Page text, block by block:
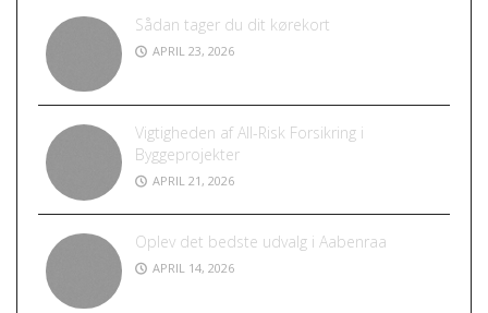
Sådan tager du dit kørekort
APRIL 23, 2026
Vigtigheden af All-Risk Forsikring i
Byggeprojekter
APRIL 21, 2026
Oplev det bedste udvalg i Aabenraa
APRIL 14, 2026